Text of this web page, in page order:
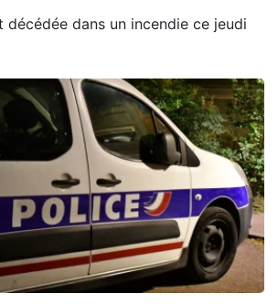
décédée dans un incendie ce jeudi